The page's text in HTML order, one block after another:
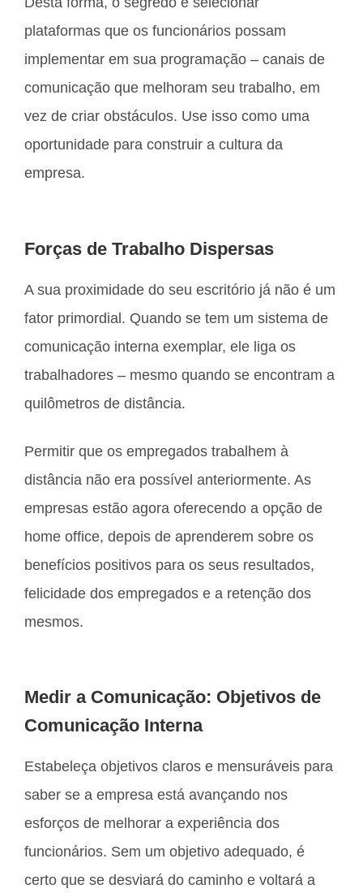
plataformas que os funcionários possam
implementar em sua programação – canais de
comunicação que melhoram seu trabalho, em
vez de criar obstáculos. Use isso como uma
oportunidade para construir a cultura da
empresa.
Forças de Trabalho Dispersas
A sua proximidade do seu escritório já não é um
fator primordial. Quando se tem um sistema de
comunicação interna exemplar, ele liga os
trabalhadores – mesmo quando se encontram a
quilômetros de distância.
Permitir que os empregados trabalhem à
distância não era possível anteriormente. As
empresas estão agora oferecendo a opção de
home office, depois de aprenderem sobre os
benefícios positivos para os seus resultados,
felicidade dos empregados e a retenção dos
mesmos.
Medir a Comunicação: Objetivos de
Comunicação Interna
Estabeleça objetivos claros e mensuráveis para
saber se a empresa está avançando nos
esforços de melhorar a experiência dos
funcionários. Sem um objetivo adequado, é
certo que se desviará do caminho e voltará a